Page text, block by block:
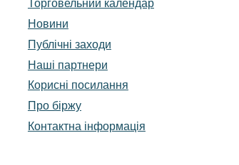
Торговельний календар
Новини
Публічні заходи
Наші партнери
Корисні посилання
Про біржу
Контактна інформація